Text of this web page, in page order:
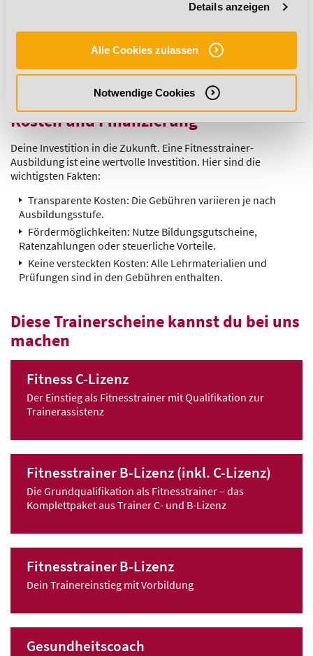
Details anzeigen
Alle Cookies zulassen
Notwendige Cookies
Spezialisierte Einrichtungen: Arbeite in der Rehabilitation
oder im betrieblichen Gesundheitsmanagement.
Die Ausbildung bietet dir nicht nur Wissen, sondern auch
die Chance, deine beruflichen Ziele flexibel zu verwirklichen.
Kosten und Finanzierung
Deine Investition in die Zukunft. Eine Fitnesstrainer-
Ausbildung ist eine wertvolle Investition. Hier sind die
wichtigsten Fakten:
Transparente Kosten: Die Gebühren variieren je nach
Ausbildungsstufe.
Fördermöglichkeiten: Nutze Bildungsgutscheine,
Ratenzahlungen oder steuerliche Vorteile.
Keine versteckten Kosten: Alle Lehrmaterialien und
Prüfungen sind in den Gebühren enthalten.
Diese Trainerscheine kannst du bei uns
machen
Fitness C-Lizenz
Der Einstieg als Fitnesstrainer mit Qualifikation zur
Trainerassistenz
Fitnesstrainer B-Lizenz (inkl. C-Lizenz)
Die Grundqualifikation als Fitnesstrainer – das
Komplettpaket aus Trainer C- und B-Lizenz
Fitnesstrainer B-Lizenz
Dein Trainereinstieg mit Vorbildung
Gesundheitscoach